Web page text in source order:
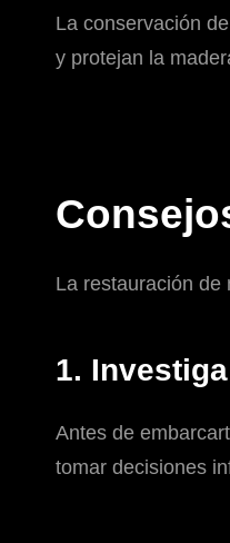
La conservación
y protejan la
La restauración de
1.
Antes de
tomar decisiones